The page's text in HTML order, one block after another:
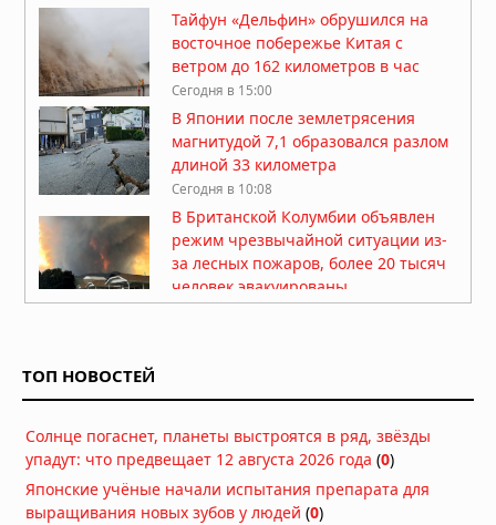
Тайфун «Дельфин» обрушился на
восточное побережье Китая с
ветром до 162 километров в час
Сегодня в 15:00
В Японии после землетрясения
магнитудой 7,1 образовался разлом
длиной 33 километра
Сегодня в 10:08
В Британской Колумбии объявлен
режим чрезвычайной ситуации из-
за лесных пожаров, более 20 тысяч
человек эвакуированы
Тайфун «Дельфин» приближается к
Японии: эвакуация и отмена 500
рейсов
07.08.2026 в 12:31
ТОП НОВОСТЕЙ
Солнце погаснет, планеты выстроятся в ряд, звёзды
упадут: что предвещает 12 августа 2026 года (0)
Японские учёные начали испытания препарата для
выращивания новых зубов у людей (0)